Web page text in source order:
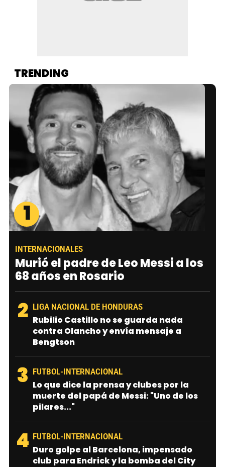
TRENDING
1
INTERNACIONALES
Murió el padre de Leo Messi a los
68 años en Rosario
2 LIGA NACIONAL DE HONDURAS
Rubilio Castillo no se guarda nada
contra Olancho y envía mensaje a
Bengtson
3 FUTBOL-INTERNACIONAL
Lo que dice la prensa y clubes por la
muerte del papá de Messi: "Uno de los
pilares..."
4 FUTBOL-INTERNACIONAL
Duro golpe al Barcelona, impensado
club para Endrick y la bomba del City